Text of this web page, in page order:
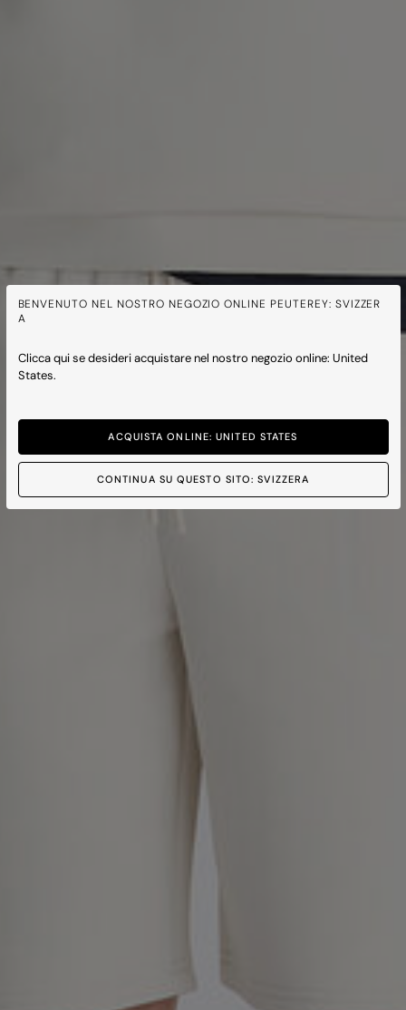
BENVENUTO NEL NOSTRO NEGOZIO ONLINE PEUTEREY: SVIZZER
A
Clicca qui se desideri acquistare nel nostro negozio online: United
States.
ACQUISTA ONLINE: UNITED STATES
CONTINUA SU QUESTO SITO: SVIZZERA